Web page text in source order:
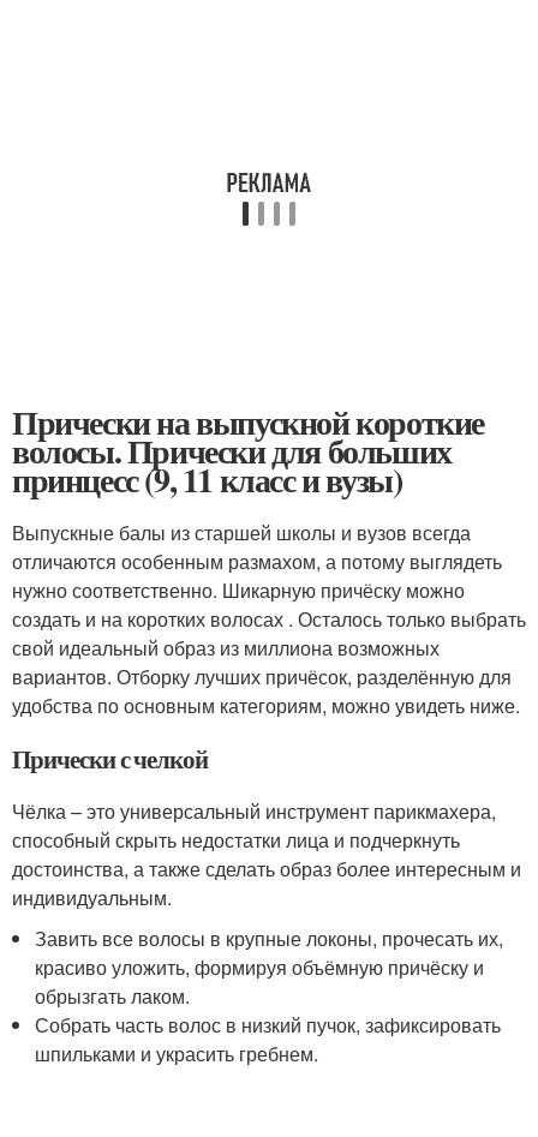
Прически на выпускной короткие
волосы. Прически для больших
принцесс (9, 11 класс и вузы)
Выпускные балы из старшей школы и вузов всегда
отличаются особенным размахом, а потому выглядеть
нужно соответственно. Шикарную причёску можно
создать и на коротких волосах . Осталось только выбрать
свой идеальный образ из миллиона возможных
вариантов. Отборку лучших причёсок, разделённую для
удобства по основным категориям, можно увидеть ниже.
Прически с челкой
Чёлка – это универсальный инструмент парикмахера,
способный скрыть недостатки лица и подчеркнуть
достоинства, а также сделать образ более интересным и
индивидуальным.
Завить все волосы в крупные локоны, прочесать их,
красиво уложить, формируя объёмную причёску и
обрызгать лаком.
Собрать часть волос в низкий пучок, зафиксировать
шпильками и украсить гребнем.